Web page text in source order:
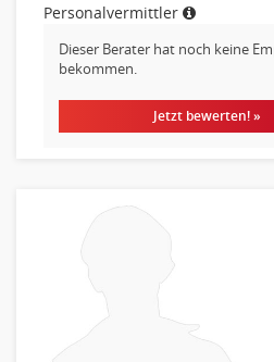
Personalvermittler
Dieser Berater hat noch keine
bekommen.
Jetzt bewerten! »